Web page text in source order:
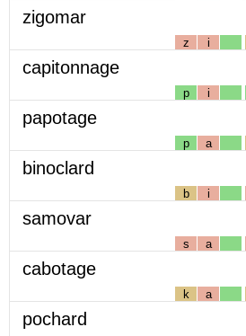
zigomar
z i
capitonnage
p i
papotage
p a
binoclard
b i
samovar
s a
cabotage
k a
pochard